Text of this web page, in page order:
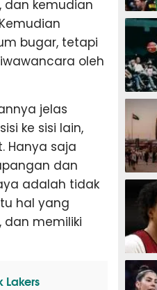
dan kemudian
bugar, tetapi
oleh
jelas
ke sisi lain,
Hanya saja
dan
adalah tidak
hal yang
memiliki
Lakers
BASKET
BASKET
BASKET
BASKET